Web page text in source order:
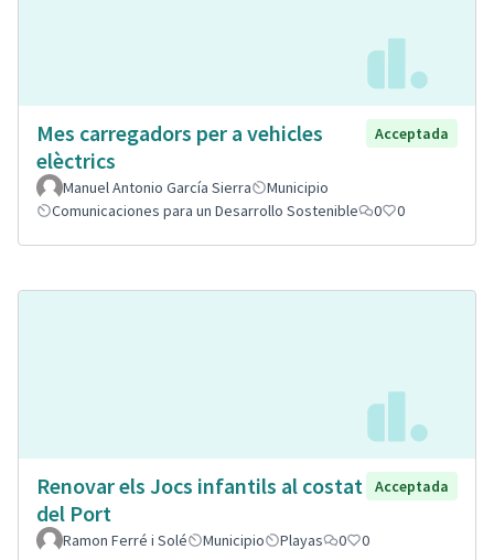
Mes carregadors per a vehicles
elèctrics
Acceptada
Manuel Antonio García Sierra
Municipio
Comunicaciones para un Desarrollo Sostenible
0 0
Renovar els Jocs infantils al costat
del Port
Acceptada
Ramon Ferré i Solé Municipio Playas 0 0